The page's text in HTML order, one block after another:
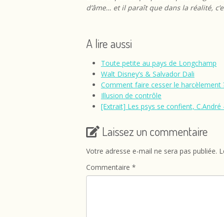
d’âme… et il paraît que dans la réalité,
A lire aussi
Toute petite au pays de Longchamp
Walt Disney’s & Salvador Dali
Comment faire cesser le harcèlement
Illusion de contrôle
[Extrait] Les psys se confient, C.André
Laissez un commentaire
Votre adresse e-mail ne sera pas publiée.
Commentaire *